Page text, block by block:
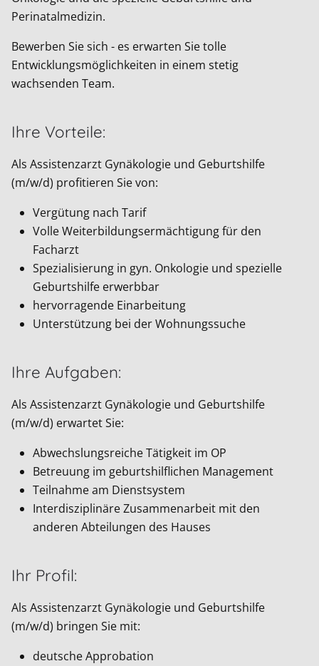
Perinatalmedizin.
Bewerben Sie sich - es erwarten Sie tolle
Entwicklungsmöglichkeiten in einem stetig
wachsenden Team.
Ihre Vorteile:
Als Assistenzarzt Gynäkologie und Geburtshilfe
(m/w/d) profitieren Sie von:
Vergütung nach Tarif
Volle Weiterbildungsermächtigung für den
Facharzt
Spezialisierung in gyn. Onkologie und spezielle
Geburtshilfe erwerbbar
hervorragende Einarbeitung
Unterstützung bei der Wohnungssuche
Ihre Aufgaben:
Als Assistenzarzt Gynäkologie und Geburtshilfe
(m/w/d) erwartet Sie:
Abwechslungsreiche Tätigkeit im OP
Betreuung im geburtshilflichen Management
Teilnahme am Dienstsystem
Interdisziplinäre Zusammenarbeit mit den
anderen Abteilungen des Hauses
Ihr Profil:
Als Assistenzarzt Gynäkologie und Geburtshilfe
(m/w/d) bringen Sie mit:
deutsche Approbation